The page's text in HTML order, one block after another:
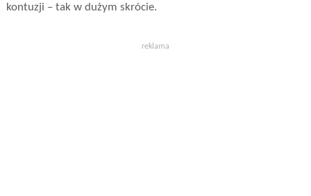
kontuzji – tak w dużym skrócie.
reklama